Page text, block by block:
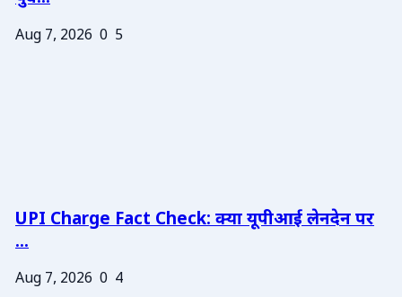
Aug 7, 2026 0 5
UPI Charge Fact Check: क्या यूपीआई लेनदेन पर
...
Aug 7, 2026 0 4